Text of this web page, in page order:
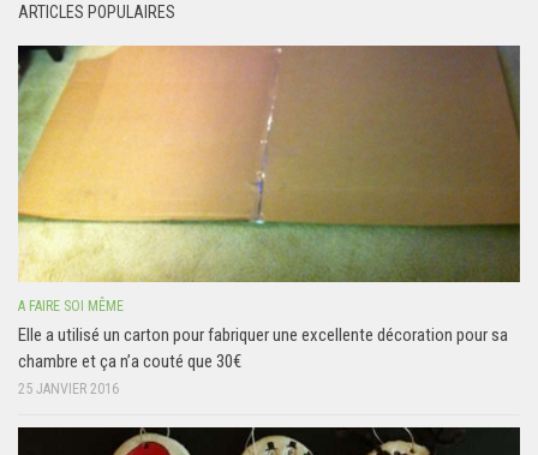
ARTICLES POPULAIRES
A FAIRE SOI MÊME
Elle a utilisé un carton pour fabriquer une excellente décoration pour sa
chambre et ça n’a couté que 30€
25 JANVIER 2016